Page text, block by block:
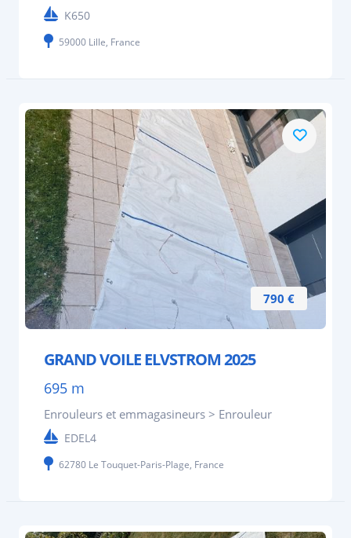
K650
59000 Lille, France
790 €
GRAND VOILE ELVSTROM 2025
695 m
Enrouleurs et emmagasineurs > Enrouleur
EDEL4
62780 Le Touquet-Paris-Plage, France